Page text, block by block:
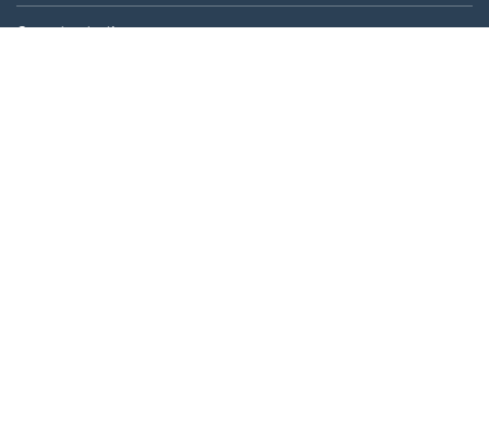
Contador de días